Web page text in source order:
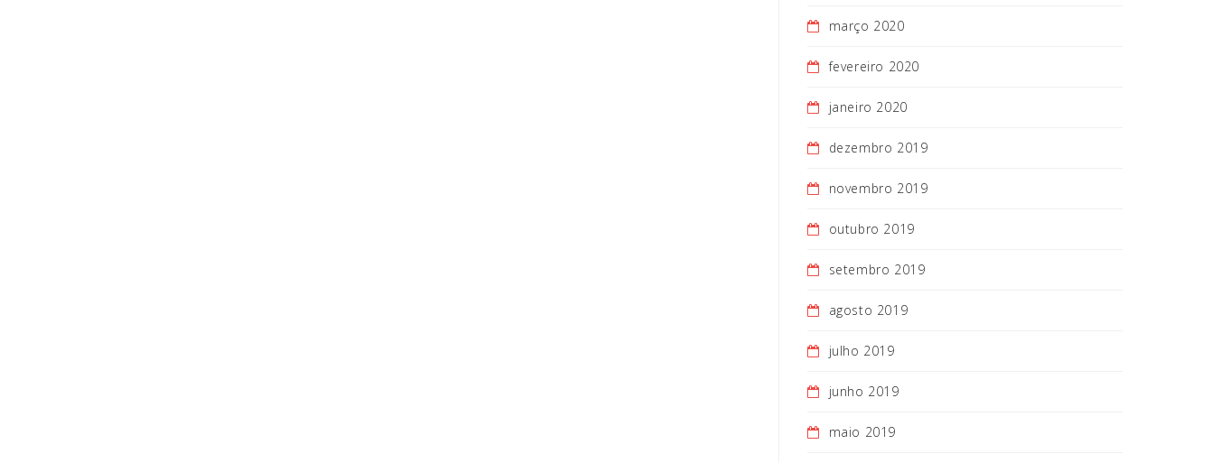
março 2020
fevereiro 2020
janeiro 2020
dezembro 2019
novembro 2019
outubro 2019
setembro 2019
agosto 2019
julho 2019
junho 2019
maio 2019